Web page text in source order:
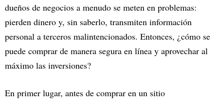
dueños de negocios a menudo se meten en problemas:
pierden dinero y, sin saberlo, transmiten información
personal a terceros malintencionados. Entonces, ¿cómo se
puede comprar de manera segura en línea y aprovechar al
máximo las inversiones?
En primer lugar, antes de comprar en un sitio